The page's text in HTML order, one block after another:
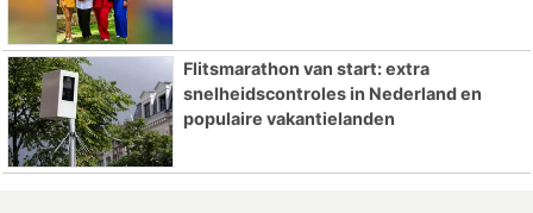
Flitsmarathon van start: extra
snelheidscontroles in Nederland en
populaire vakantielanden